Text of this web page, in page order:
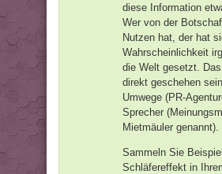
diese Information
Wer von der
Nutzen hat, der hat
Wahrscheinlichkeit
die Welt gesetzt.
direkt geschehen
Umwege (PR-
Sprecher
Mietmäuler genannt).
Sammeln Sie
Schläfereffekt in